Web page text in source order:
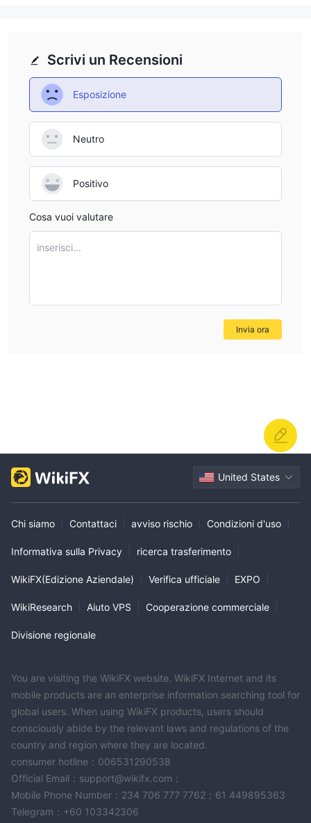
Scrivi un Recensioni
Esposizione
Neutro
Positivo
Cosa vuoi valutare
inserisci...
Invia ora
United States
Chi siamo Contattaci avviso rischio Condizioni d'uso
Informativa sulla Privacy ricerca trasferimento
WikiFX(Edizione Aziendale) Verifica ufficiale EXPO
WikiResearch Aiuto VPS Cooperazione commerciale
Divisione regionale
You are visiting the WikiFX website. WikiFX Internet and its
mobile products are an enterprise information searching tool for
global users. When using WikiFX products, users should
consciously abide by the relevant laws and regulations of the
country and region where they are located.
consumer hotline：006531290538
Official Email：support@wikifx.com；
Mobile Phone Number：234 706 777 7762；61 449895363
Telegram：+60 103342306